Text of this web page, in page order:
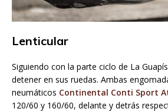
Lenticular
Siguiendo con la parte ciclo de La
detener en sus ruedas. Ambas
neumáticos Continental Conti Sport
120/60 y 160/60, delante y detrás